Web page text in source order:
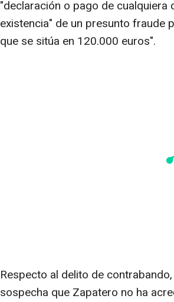
"declaración o pago de
existencia" de un presunto fraude
que se sitúa en 120.000 euros".
Respecto al delito de
sospecha que Zapatero no ha